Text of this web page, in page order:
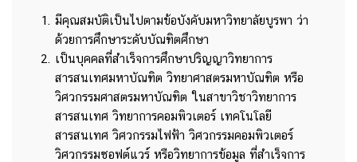
มีคุณสมบัติเป็นไปตามข้อบังคับมหาวิทยาลัยบูรพา ว่า
ด้วยการศึกษาระดับบัณฑิตศึกษา
เป็นบุคคลที่สำเร็จการศึกษาปริญญาวิทยาการ
สารสนเทศมหาบัณฑิต วิทยาศาสตรมหาบัณฑิต หรือ
วิศวกรรมศาสตรมหาบัณฑิต ในสาขาวิชาวิทยาการ
สารสนเทศ วิทยาการคอมพิวเตอร์ เทคโนโลยี
สารสนเทศ วิศวกรรมไฟฟ้า วิศวกรรมคอมพิวเตอร์
วิศวกรรมซอฟต์แวร์ หรือวิทยาการข้อมูล ที่สำเร็จการ